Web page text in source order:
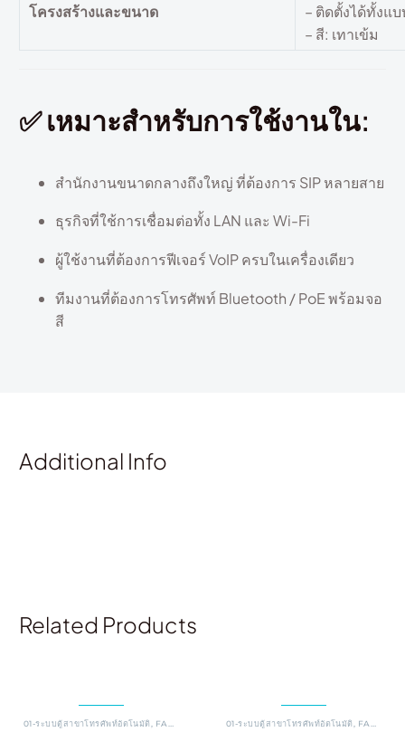
โครงสร้างและขนาด
– ติดตั้งได้ทั้งแ
– สี: เทาเข้ม
✅ เหมาะสำหรับการใช้งานใน:
สำนักงานขนาดกลางถึงใหญ่ ที่ต้องการ SIP หลายสาย
ธุรกิจที่ใช้การเชื่อมต่อทั้ง LAN และ Wi-Fi
ผู้ใช้งานที่ต้องการฟีเจอร์ VoIP ครบในเครื่องเดียว
ทีมงานที่ต้องการโทรศัพท์ Bluetooth / PoE พร้อมจอ
สี
Additional Info
Related Products
01-ระบบตู้สาขาโทรศัพท์อัตโนมัติ, FANVIL 01-ระบบตู้สาขาโทรศัพท์อัตโนมัติ, FANVIL